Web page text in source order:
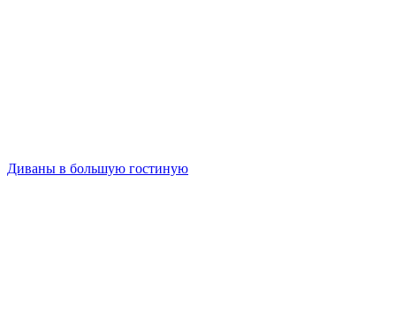
Диваны в большую гостиную